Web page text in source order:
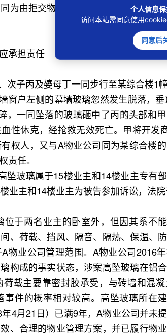
为由拒交物业费。因此，书面的物业服
承担责任
子丙及婆母丁一同步行至某综合楼1
窗户左侧的幕墙玻璃忽然发生脱落，
，一同坠落的玻璃砸中了丙的头部和
性休克，经抢救无效死亡。甲将开发
权人，又与A物业公司同为某综合楼
责任。
玻璃属于15楼业主和14楼业主专有
业主和14楼业主为被告参加诉讼，法院
两名业主的卧室外，但因其系不能
、荷载、挡风、隔音、隔热、保温、
物业公司管理范围。A物业公司2016
构成的事实状态，涉案高坠玻璃在铝
载主要靠密封胶承受，与砖墙和混
件的概率相对较高。高坠玻璃所在
4月21日）已满9年，A物业公司并未
、合理的物业管理方案，并已履行物
个人信息
访问本站需同意使用cookie
同意后